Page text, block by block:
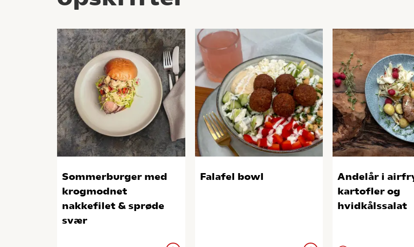
Sommerburger med
krogmodnet
nakkefilet & sprøde
svær
Falafel bowl
Andelår i
kartofler og
hvidkålssalat